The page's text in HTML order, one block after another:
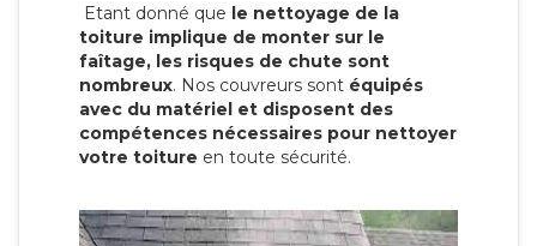
Etant donné que le nettoyage de la
toiture implique de monter sur le
faîtage, les risques de chute sont
nombreux. Nos couvreurs sont équipés
avec du matériel et disposent des
compétences nécessaires pour nettoyer
votre toiture en toute sécurité.